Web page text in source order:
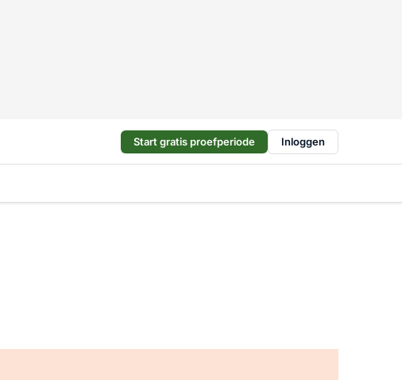
Start gratis proefperiode Inloggen